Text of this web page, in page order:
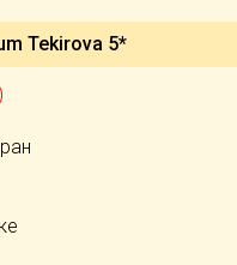
Tekirova 5*